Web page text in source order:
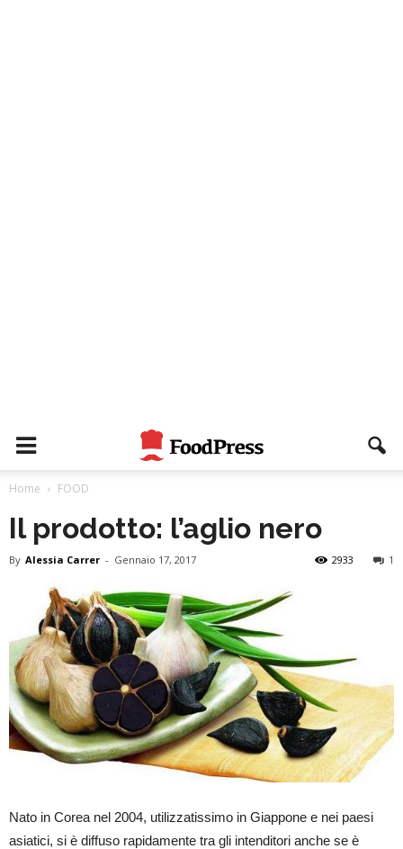
Home FOOD
Il prodotto: l’aglio nero
By Alessia Carrer - Gennaio 17, 2017 1
2933
Nato in Corea nel 2004, utilizzatissimo in Giappone e nei paesi
asiatici, si è diffuso rapidamente tra gli intenditori anche se è